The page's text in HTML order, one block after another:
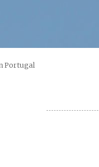
Portugal